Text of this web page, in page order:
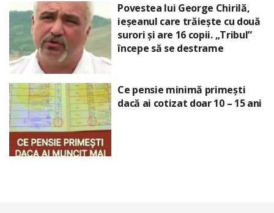
Povestea lui George Chirilă,
ieșeanul care trăiește cu două
surori și are 16 copii. „Tribul”
începe să se destrame
Ce pensie minimă primești
dacă ai cotizat doar 10 – 15 ani